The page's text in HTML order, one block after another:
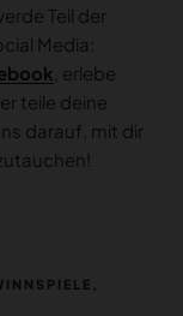
Teil der
Media:
, erlebe
teile deine
darauf, mit dir